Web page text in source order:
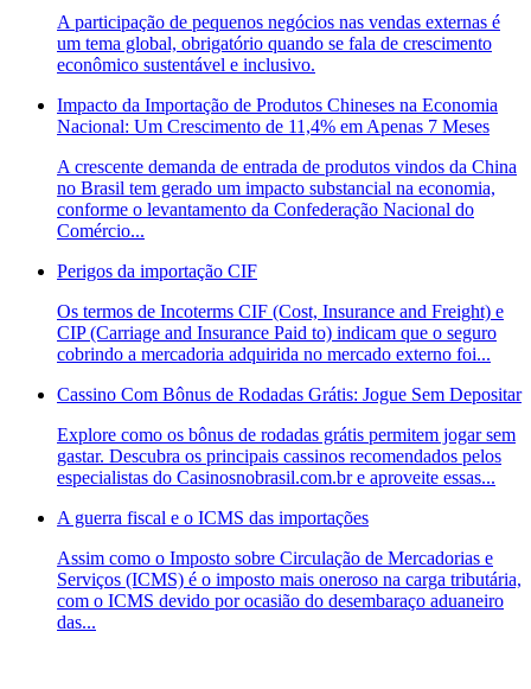
A participação de pequenos negócios nas vendas externas é
um tema global, obrigatório quando se fala de crescimento
econômico sustentável e inclusivo.
Impacto da Importação de Produtos Chineses na Economia
Nacional: Um Crescimento de 11,4% em Apenas 7 Meses
A crescente demanda de entrada de produtos vindos da China
no Brasil tem gerado um impacto substancial na economia,
conforme o levantamento da Confederação Nacional do
Comércio...
Perigos da importação CIF
Os termos de Incoterms CIF (Cost, Insurance and Freight) e
CIP (Carriage and Insurance Paid to) indicam que o seguro
cobrindo a mercadoria adquirida no mercado externo foi...
Cassino Com Bônus de Rodadas Grátis: Jogue Sem Depositar
Explore como os bônus de rodadas grátis permitem jogar sem
gastar. Descubra os principais cassinos recomendados pelos
especialistas do Casinosnobrasil.com.br e aproveite essas...
A guerra fiscal e o ICMS das importações
Assim como o Imposto sobre Circulação de Mercadorias e
Serviços (ICMS) é o imposto mais oneroso na carga tributária,
com o ICMS devido por ocasião do desembaraço aduaneiro
das...